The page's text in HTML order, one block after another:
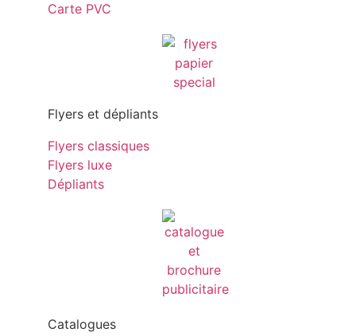
Carte PVC
Flyers et dépliants
Flyers classiques
Flyers luxe
Dépliants
Catalogues